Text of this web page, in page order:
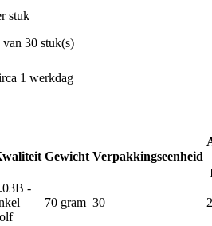
stuk
van 30 stuk(s)
1 werkdag
Gewicht Verpakkingseenheid
-
70 gram 30